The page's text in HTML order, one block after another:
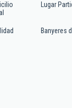
Lugar
Banyeres